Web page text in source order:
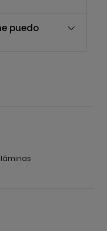
puedo
láminas